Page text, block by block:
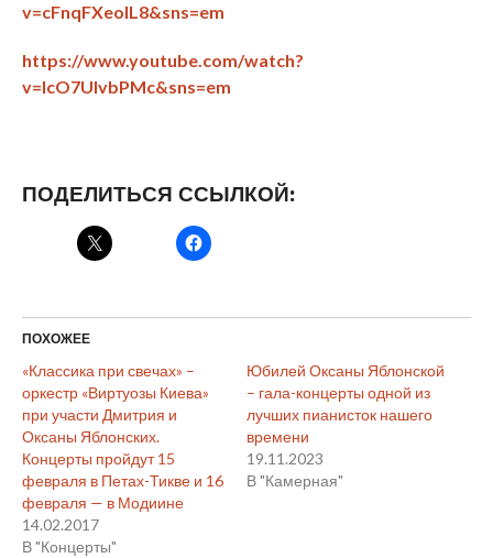
v=cFnqFXeoIL8&sns=em
https://www.youtube.com/watch?
v=lcO7UIvbPMc&sns=em
ПОДЕЛИТЬСЯ ССЫЛКОЙ:
ПОХОЖЕЕ
«Классика при свечах» –
оркестр «Виртуозы Киева»
при участи Дмитрия и
Оксаны Яблонских.
Концерты пройдут 15
февраля в Петах-Тикве и 16
февраля — в Модиине
14.02.2017
В "Концерты"
Юбилей Оксаны Яблонской
– гала-концерты одной из
лучших пианисток нашего
времени
19.11.2023
В "Камерная"